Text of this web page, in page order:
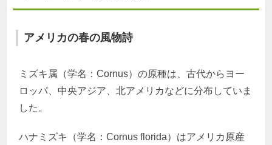
アメリカの春の風物詩
ミズキ属（学名：Cornus）の原種は、古代からヨー
ロッパ、中央アジア、北アメリカなどに分布していま
した。
ハナミズキ（学名：Cornus florida）はアメリカ原産